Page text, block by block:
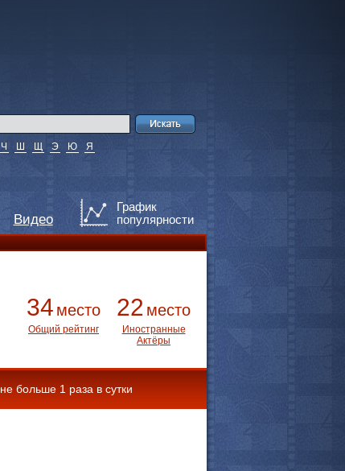
Ч Ш Щ Э Ю Я
Видео
График
популярности
34 место
Общий рейтинг
22 место
Иностранные
Актёры
не больше 1 раза в сутки